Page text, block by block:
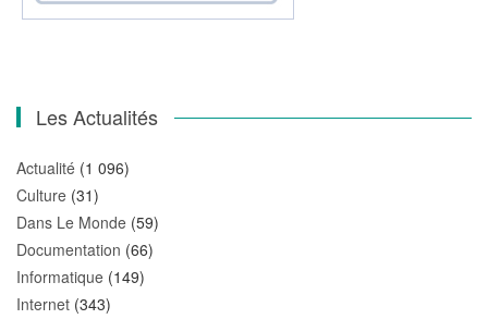
Les Actualités
Actualité (1 096)
Culture (31)
Dans Le Monde (59)
Documentation (66)
Informatique (149)
Internet (343)